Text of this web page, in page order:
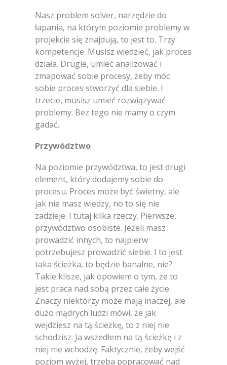
Nasz problem solver, narzędzie do
łapania, na którym poziomie problemy w
projekcie się znajdują, to jest to. Trzy
kompetencje. Musisz wiedzieć, jak proces
działa. Drugie, umieć analizować i
zmapować sobie procesy, żeby móc
sobie proces stworzyć dla siebie. I
trzecie, musisz umieć rozwiązywać
problemy. Bez tego nie mamy o czym
gadać.
Przywództwo
Na poziomie przywództwa, to jest drugi
element, który dodajemy sobie do
procesu. Proces może być świetny, ale
jak nie masz wiedzy, no to się nie
zadzieje. I tutaj kilka rzeczy. Pierwsze,
przywództwo osobiste. Jeżeli masz
prowadzić innych, to najpierw
potrzebujesz prowadzić siebie. I to jest
taka ścieżka, to będzie banalne, nie?
Takie klisze, jak opowiem o tym, że to
jest praca nad sobą przez całe życie.
Znaczy niektórzy może mają inaczej, ale
dużo mądrych ludzi mówi, że jak
wejdziesz na tą ścieżkę, to z niej nie
schodzisz. Ja wszedłem na tą ścieżkę i z
niej nie wchodzę. Faktycznie, żeby wejść
poziom wyżej, trzeba popracować nad